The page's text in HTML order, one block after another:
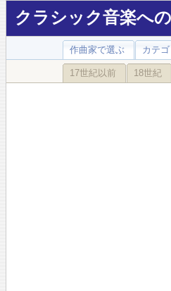
クラシック音楽へ
作曲家で選ぶ カテ
17世紀以前 18世紀